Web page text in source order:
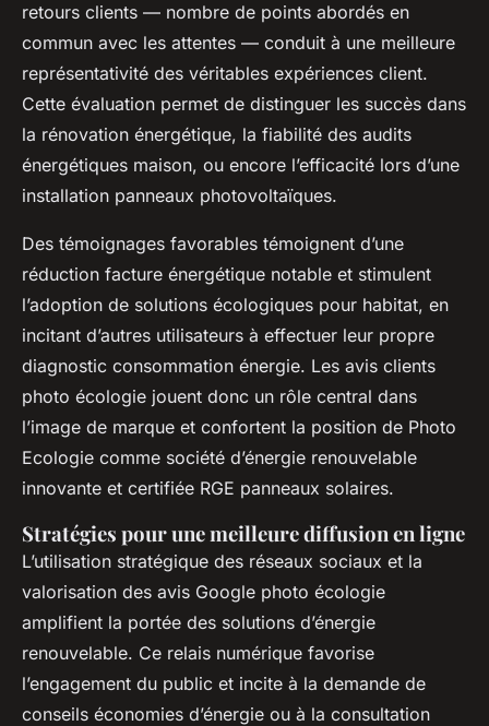
retours clients — nombre de points abordés en
commun avec les attentes — conduit à une meilleure
représentativité des véritables expériences client.
Cette évaluation permet de distinguer les succès dans
la rénovation énergétique, la fiabilité des audits
énergétiques maison, ou encore l’efficacité lors d’une
installation panneaux photovoltaïques.
Des témoignages favorables témoignent d’une
réduction facture énergétique notable et stimulent
l’adoption de solutions écologiques pour habitat, en
incitant d’autres utilisateurs à effectuer leur propre
diagnostic consommation énergie. Les avis clients
photo écologie jouent donc un rôle central dans
l’image de marque et confortent la position de Photo
Ecologie comme société d’énergie renouvelable
innovante et certifiée RGE panneaux solaires.
Stratégies pour une meilleure diffusion en ligne
L’utilisation stratégique des réseaux sociaux et la
valorisation des avis Google photo écologie
amplifient la portée des solutions d’énergie
renouvelable. Ce relais numérique favorise
l’engagement du public et incite à la demande de
conseils économies d’énergie ou à la consultation